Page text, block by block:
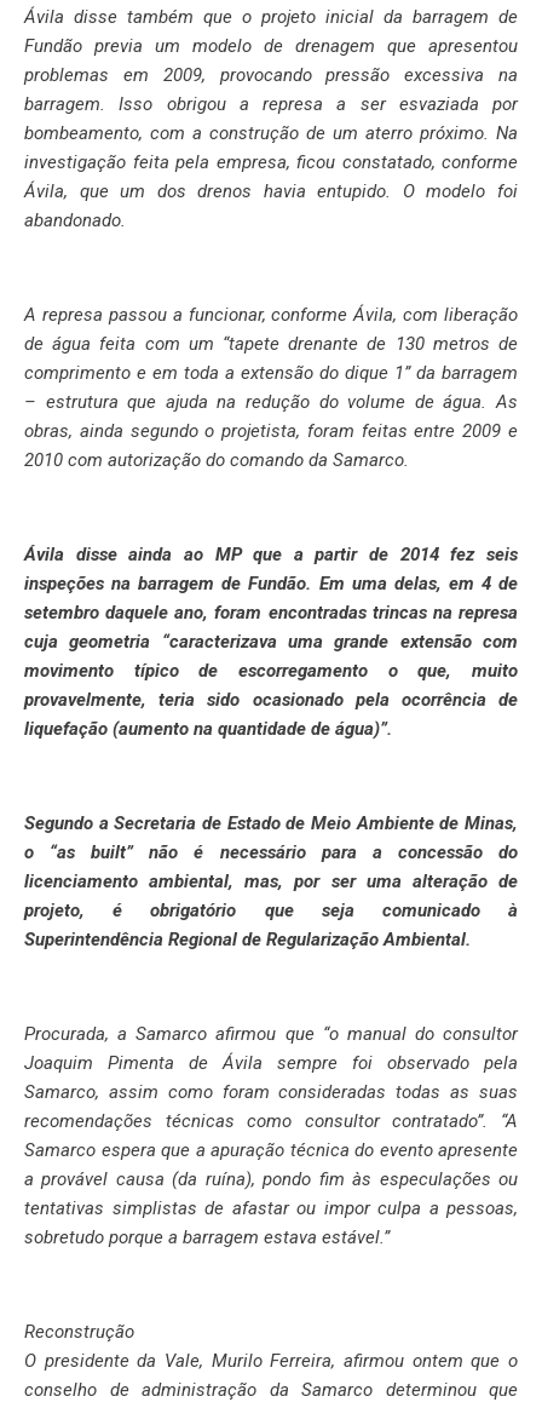
Ávila disse também que o projeto inicial da barragem de
Fundão previa um modelo de drenagem que apresentou
problemas em 2009, provocando pressão excessiva na
barragem. Isso obrigou a represa a ser esvaziada por
bombeamento, com a construção de um aterro próximo. Na
investigação feita pela empresa, ficou constatado, conforme
Ávila, que um dos drenos havia entupido. O modelo foi
abandonado.
A represa passou a funcionar, conforme Ávila, com liberação
de água feita com um “tapete drenante de 130 metros de
comprimento e em toda a extensão do dique 1” da barragem
– estrutura que ajuda na redução do volume de água. As
obras, ainda segundo o projetista, foram feitas entre 2009 e
2010 com autorização do comando da Samarco.
Ávila disse ainda ao MP que a partir de 2014 fez seis
inspeções na barragem de Fundão. Em uma delas, em 4 de
setembro daquele ano, foram encontradas trincas na represa
cuja geometria “caracterizava uma grande extensão com
movimento típico de escorregamento o que, muito
provavelmente, teria sido ocasionado pela ocorrência de
liquefação (aumento na quantidade de água)”.
Segundo a Secretaria de Estado de Meio Ambiente de Minas,
o “as built” não é necessário para a concessão do
licenciamento ambiental, mas, por ser uma alteração de
projeto, é obrigatório que seja comunicado à
Superintendência Regional de Regularização Ambiental.
Procurada, a Samarco afirmou que “o manual do consultor
Joaquim Pimenta de Ávila sempre foi observado pela
Samarco, assim como foram consideradas todas as suas
recomendações técnicas como consultor contratado”. “A
Samarco espera que a apuração técnica do evento apresente
a provável causa (da ruína), pondo fim às especulações ou
tentativas simplistas de afastar ou impor culpa a pessoas,
sobretudo porque a barragem estava estável.”
Reconstrução
O presidente da Vale, Murilo Ferreira, afirmou ontem que o
conselho de administração da Samarco determinou que